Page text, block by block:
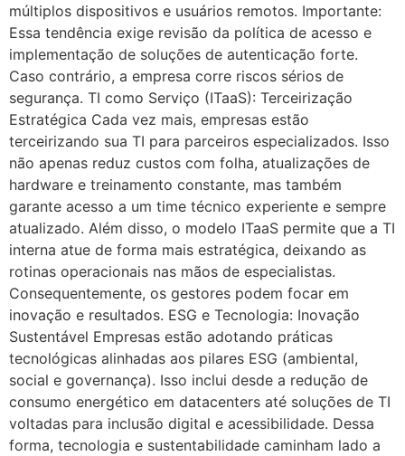
múltiplos dispositivos e usuários remotos. Importante:
Essa tendência exige revisão da política de acesso e
implementação de soluções de autenticação forte.
Caso contrário, a empresa corre riscos sérios de
segurança. TI como Serviço (ITaaS): Terceirização
Estratégica Cada vez mais, empresas estão
terceirizando sua TI para parceiros especializados. Isso
não apenas reduz custos com folha, atualizações de
hardware e treinamento constante, mas também
garante acesso a um time técnico experiente e sempre
atualizado. Além disso, o modelo ITaaS permite que a TI
interna atue de forma mais estratégica, deixando as
rotinas operacionais nas mãos de especialistas.
Consequentemente, os gestores podem focar em
inovação e resultados. ESG e Tecnologia: Inovação
Sustentável Empresas estão adotando práticas
tecnológicas alinhadas aos pilares ESG (ambiental,
social e governança). Isso inclui desde a redução de
consumo energético em datacenters até soluções de TI
voltadas para inclusão digital e acessibilidade. Dessa
forma, tecnologia e sustentabilidade caminham lado a